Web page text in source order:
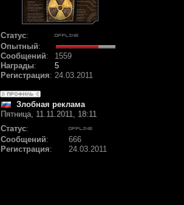
Статус:
Опытный:
Сообщений:
1559
Награды:
5
Регистрация: 24.03.2011
Злобная реклама
Пятница, 11.11.2011, 18:11
Статус:
Сообщений:
666
Регистрация: 24.03.2011